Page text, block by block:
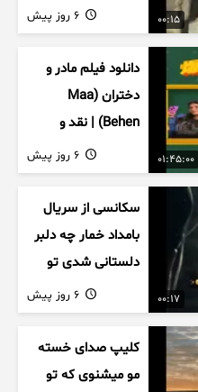
00:15
نمایش خانگی |
محبوبه | سینمایی
01:45:00
دانلود فیلم مادر و
دختران (Maa
Behen) | نقد و
بررسی درام خانوادگی
هندی
00:17
سکانسی از سریال
بامداد خمار چه دلبر
دلستانی شدی تو
این بزک عروس..
کلیپ صدای خسته
مو میشنوی که تو